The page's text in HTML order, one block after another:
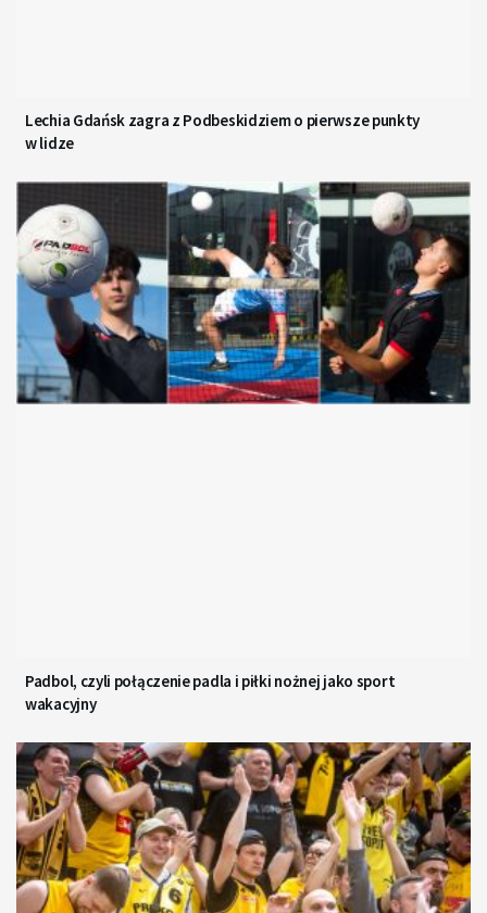
Lechia Gdańsk zagra z Podbeskidziem o pierwsze punkty
w lidze
Padbol, czyli połączenie padla i piłki nożnej jako sport
wakacyjny